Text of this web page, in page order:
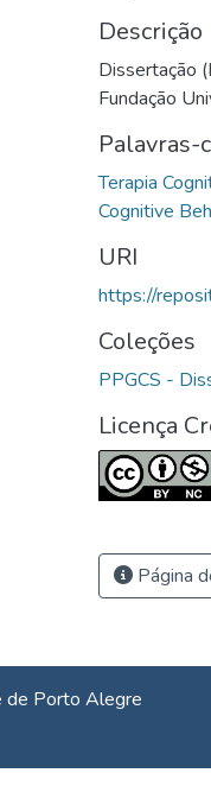
Descrição
Dissertação
Fundação
Palavras-
Terapia
Cognitive
URI
https://
Coleções
PPGCS -
Licença
Página
de Porto Alegre